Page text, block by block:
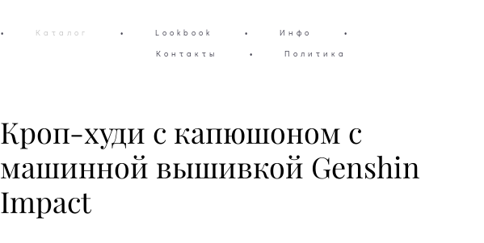
• Каталог • Lookbook • Инфо
•
Контакты
• Политика
Кроп-худи с капюшоном c
машинной вышивкой Genshin
Impact